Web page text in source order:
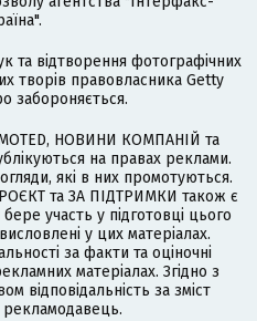
та відтворення фотографічних
творів правовласника Getty
забороняється.
НОВИНИ КОМПАНІЙ та
на правах реклами.
які в них промотуються.
та ЗА ПІДТРИМКИ також є
участь у підготовці цього
у цих матеріалах.
за факти та оціночні
матеріалах. Згідно з
відповідальність за зміст